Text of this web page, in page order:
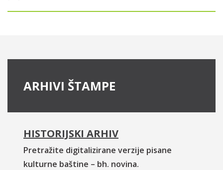
ARHIVI ŠTAMPE
HISTORIJSKI ARHIV
Pretražite digitalizirane verzije pisane
kulturne baštine – bh. novina.